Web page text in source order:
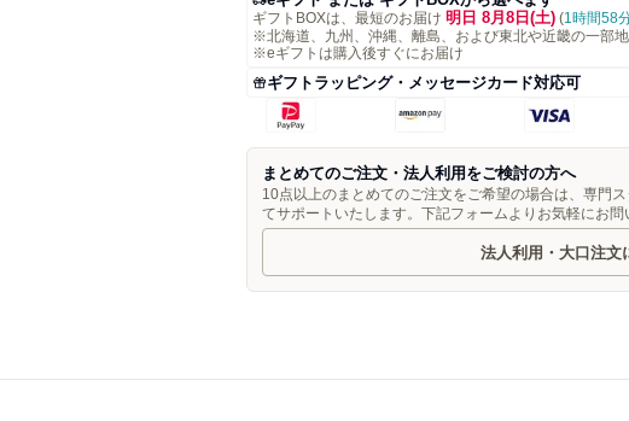
ギフトBOXは、最短のお届け 明日 8月8日(土) (1時間58
※北海道、九州、沖縄、離島、および東北や近畿の一部地
※eギフトは購入後すぐにお届け
ギフトラッピング・メッセージカード対応可
まとめてのご注文・法人利用をご検討の方へ
10点以上のまとめてのご注文をご希望の場合は、専門
てサポートいたします。下記フォームよりお気軽にお問
法人利用・大口注文